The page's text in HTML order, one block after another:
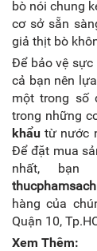
bò nói chung
cơ sở sẵn
giả thịt bò
Để bảo vệ sực
cả bạn nên
một trong
trong những
khẩu từ nước
Để đặt mua
nhất, bạn
hàng của
Quận 10,
Xem Thêm: